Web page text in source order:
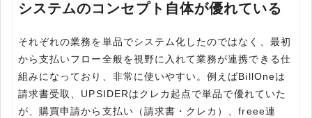
システムのコンセプト自体が優れている
それぞれの業務を単品でシステム化したのではなく、最初
から支払いフロー全般を視野に入れて業務が連携できる仕
組みになっており、非常に使いやすい。例えばBillOneは
請求書受取、UPSIDERはクレカ起点で単品で優れていた
が、購買申請から支払い（請求書・クレカ）、freee連